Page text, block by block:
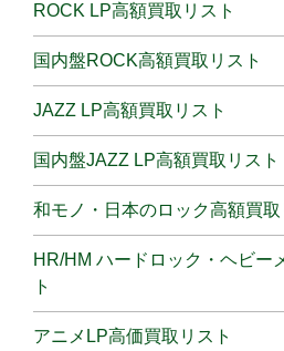
ROCK LP高額買取リスト
国内盤ROCK高額買取リスト
JAZZ LP高額買取リスト
国内盤JAZZ LP高額買取リスト
和モノ・日本のロック高額買取
HR/HM ハードロック・ヘビー
ト
アニメLP高価買取リスト